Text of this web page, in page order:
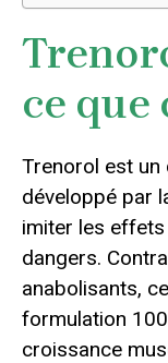
ce que
Trenorol est un
développé par
imiter les
dangers.
anabolisants,
formulation
croissance